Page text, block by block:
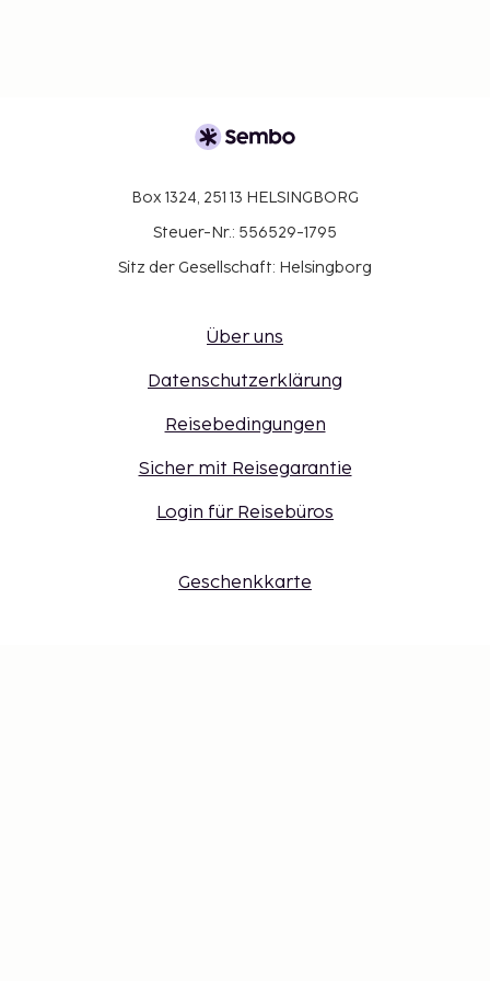
Box 1324, 251 13 HELSINGBORG
Steuer-Nr.: 556529-1795
Sitz der Gesellschaft: Helsingborg
Über uns
Datenschutzerklärung
Reisebedingungen
Sicher mit Reisegarantie
Login für Reisebüros
Geschenkkarte